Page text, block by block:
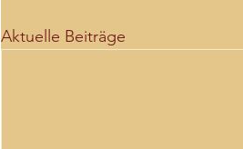
Aktuelle Beiträge